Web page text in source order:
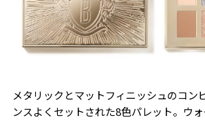
メタリックとマットフィニッシュのコン
ンスよくセットされた8色パレット。ウ